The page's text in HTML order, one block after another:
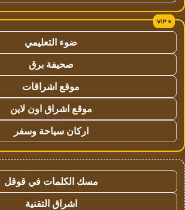
ضوء التعليمي
صحيفة برق
موقع اشراقات
موقع اشراق اون لاين
اركان سياحة وسفر
مسك الكلمات في قوقل
اشراق التقنية